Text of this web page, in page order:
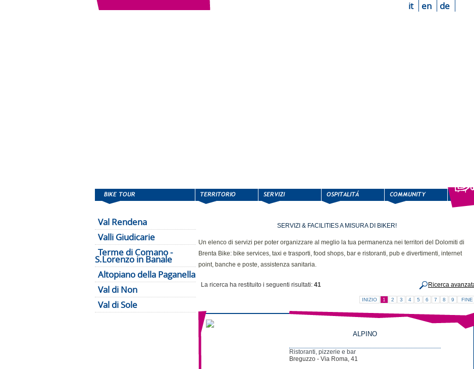
it en de
Val Rendena
Valli Giudicarie
Terme di Comano -
S.Lorenzo in Banale
Altopiano della Paganella
Val di Non
Val di Sole
SERVIZI & FACILITIES A MISURA DI BIKER!
Un elenco di servizi per poter organizzare al meglio la tua permanenza nei territori del Dolomiti di
Brenta Bike: bike services, taxi e trasporti, food shops, bar e ristoranti, pub e divertimenti, internet
point, banche e poste, assistenza sanitaria.
La ricerca ha restituito i seguenti risultati: 41 Ricerca
INIZIO 1 2 3 4 5 6 7 8 9 FINE
ALPINO
Ristoranti, pizzerie e bar
Breguzzo - Via Roma, 41